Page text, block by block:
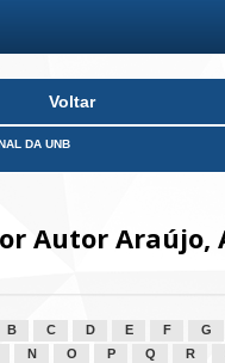
Voltar
DA UNB
Autor Araújo,
B C D E F G
N O P Q R